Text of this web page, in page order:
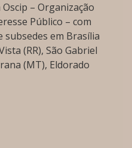
Oscip – Organização
Público – com
subsedes em Brasília
(RR), São Gabriel
(MT), Eldorado